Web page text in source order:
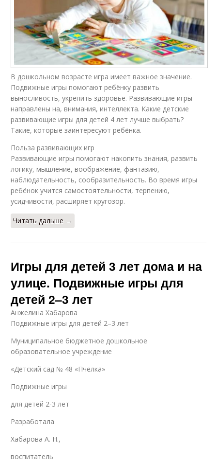
В дошкольном возрасте игра имеет важное значение.
Подвижные игры помогают ребёнку развить
выносливость, укрепить здоровье. Развивающие игры
направлены на, внимания, интеллекта. Какие детские
развивающие игры для детей 4 лет лучше выбрать?
Такие, которые заинтересуют ребёнка.
Польза развивающих игр
Развивающие игры помогают накопить знания, развить
логику, мышление, воображение, фантазию,
наблюдательность, сообразительность. Во время игры
ребёнок учится самостоятельности, терпению,
усидчивости, расширяет кругозор.
Читать дальше →
Игры для детей 3 лет дома и на
улице. Подвижные игры для
детей 2–3 лет
Анжелина Хабарова
Подвижные игры для детей 2–3 лет
Муниципальное бюджетное дошкольное
образовательное учреждение
«Детский сад № 48 «Пчёлка»
Подвижные игры
для детей 2-3 лет
Разработала
Хабарова А. Н.,
воспитатель